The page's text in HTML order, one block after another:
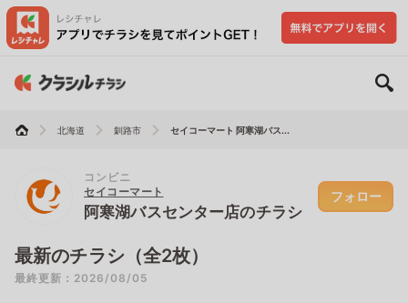
北海道 釧路市 セイコーマート 阿寒湖バス...
コンビニ
セイコーマート
阿寒湖バスセンター店のチラシ
フォロー
最新のチラシ（全2枚）
最終更新：2026/08/05